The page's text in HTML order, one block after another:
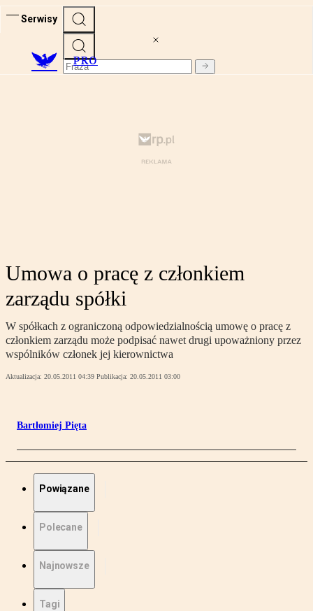
Serwisy
PRO
Umowa o pracę z członkiem
zarządu spółki
W spółkach z ograniczoną odpowiedzialnością umowę o pracę z
członkiem zarządu może podpisać nawet drugi upoważniony przez
wspólników członek jej kierownictwa
Aktualizacja: 20.05.2011 04:39 Publikacja: 20.05.2011 03:00
Bartłomiej Pięta
Powiązane
Polecane
Najnowsze
Tagi